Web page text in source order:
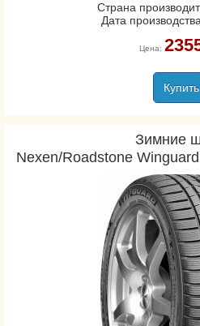
Страна
Дата
Цена:
Купить
Зимние
Nexen/Roadstone